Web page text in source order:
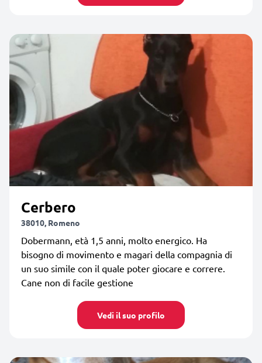
Cerbero
38010, Romeno
Dobermann, età 1,5 anni, molto energico. Ha
bisogno di movimento e magari della compagnia di
un suo simile con il quale poter giocare e correre.
Cane non di facile gestione
Vedi il suo profilo